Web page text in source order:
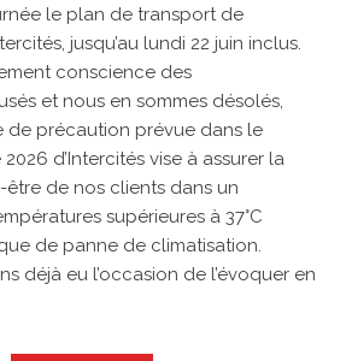
le plan de transport de
jusqu’au lundi 22 juin inclus.
conscience des
et nous en sommes désolés,
de précaution prévue dans le
d’Intercités vise à assurer la
de nos clients dans un
supérieures à 37°C
de panne de climatisation.
déjà eu l’occasion de l’évoquer en